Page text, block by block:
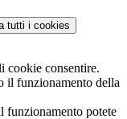
tutti i cookies
cookie consentire.
il funzionamento della
funzionamento potete